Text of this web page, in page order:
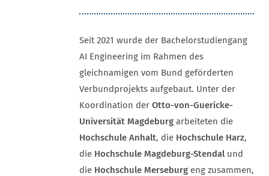
Seit 2021 wurde der Bachelorstudiengang
AI Engineering im Rahmen des
gleichnamigen vom Bund geförderten
Verbundprojekts aufgebaut. Unter der
Koordination der Otto-von-Guericke-
Universität Magdeburg arbeiteten die
Hochschule Anhalt, die Hochschule Harz,
die Hochschule Magdeburg-Stendal und
die Hochschule Merseburg eng zusammen,